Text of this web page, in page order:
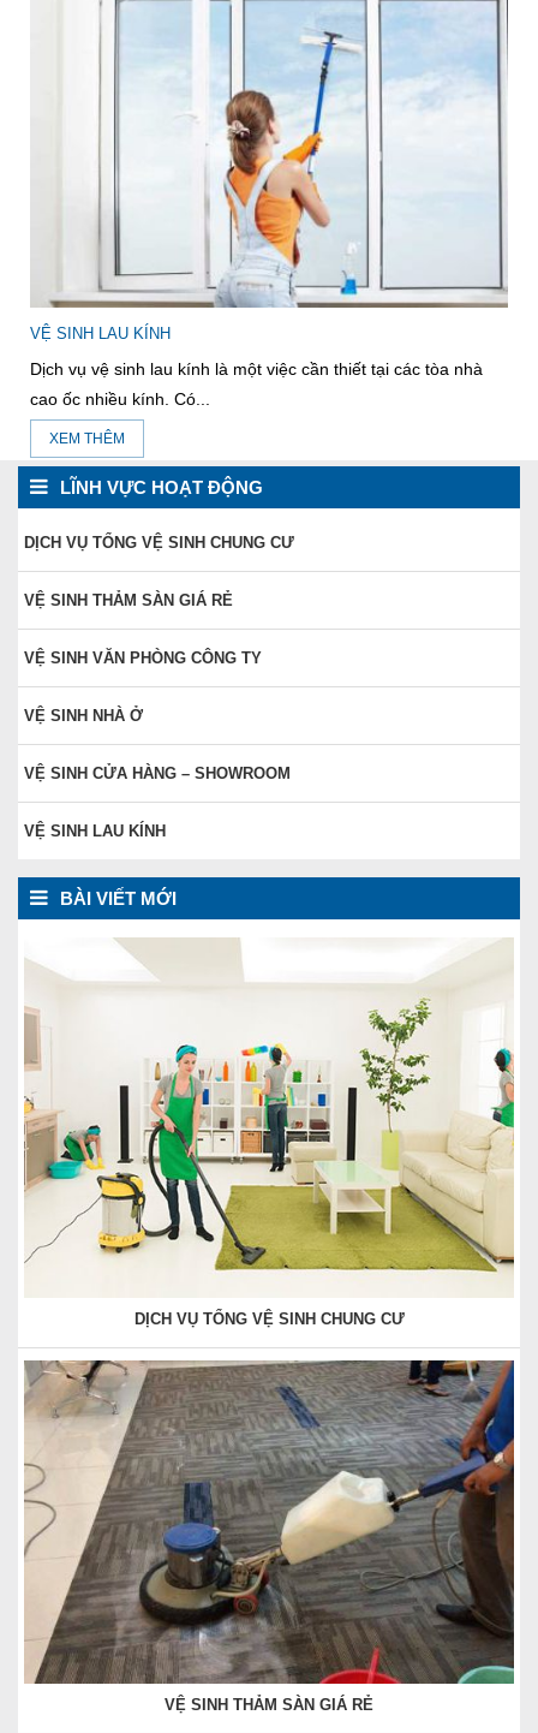
VỆ SINH LAU KÍNH
Dịch vụ vệ sinh lau kính là một việc cần thiết tại các tòa nhà
cao ốc nhiều kính. Có...
XEM THÊM
LĨNH VỰC HOẠT ĐỘNG
DỊCH VỤ TỔNG VỆ SINH CHUNG CƯ
VỆ SINH THẢM SÀN GIÁ RẺ
VỆ SINH VĂN PHÒNG CÔNG TY
VỆ SINH NHÀ Ở
VỆ SINH CỬA HÀNG – SHOWROOM
VỆ SINH LAU KÍNH
BÀI VIẾT MỚI
DỊCH VỤ TỔNG VỆ SINH CHUNG CƯ
VỆ SINH THẢM SÀN GIÁ RẺ